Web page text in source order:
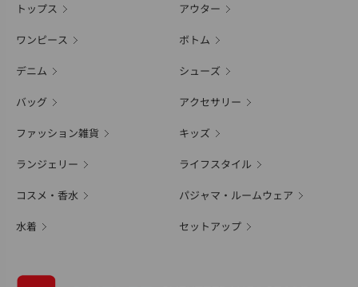
トップス アウター
ワンピース ボトム
デニム シューズ
バッグ アクセサリー
ファッション雑貨 キッズ
ランジェリー ライフスタイル
コスメ・香水 パジャマ・ルームウェア
水着 セットアップ